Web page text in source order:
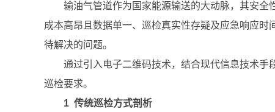
输油气管道作为国家能源输送的大动脉，其安全
成本高昂且数据单一、巡检真实性存疑及应急响应
待解决的问题。
通过引入电子二维码技术，结合现代信息技术
巡检要求。
1 传统巡检方式剖析